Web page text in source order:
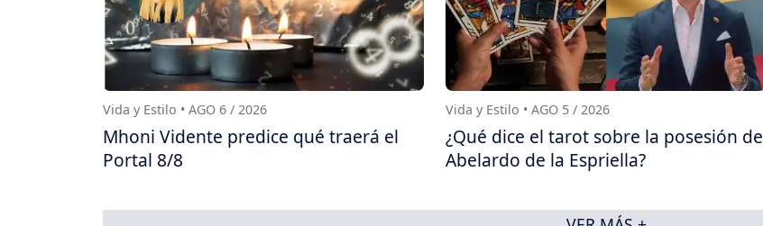
Vida y Estilo • AGO 6 / 2026
Mhoni Vidente predice qué traerá el
Portal 8/8
Vida y Estilo • AGO 5 / 2026
¿Qué dice el tarot sobre la posesión de
Abelardo de la Espriella?